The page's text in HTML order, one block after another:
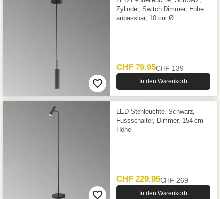
Zylinder, Switch Dimmer, Höhe
anpassbar, 10 cm Ø
CHF 79.95CHF 139
In den Warenkorb
LED Stehleuchte, Schwarz,
Fussschalter, Dimmer, 154 cm
Höhe
CHF 229.95CHF 269
In den Warenkorb